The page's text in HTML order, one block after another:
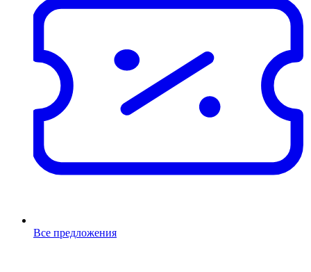
Все предложения